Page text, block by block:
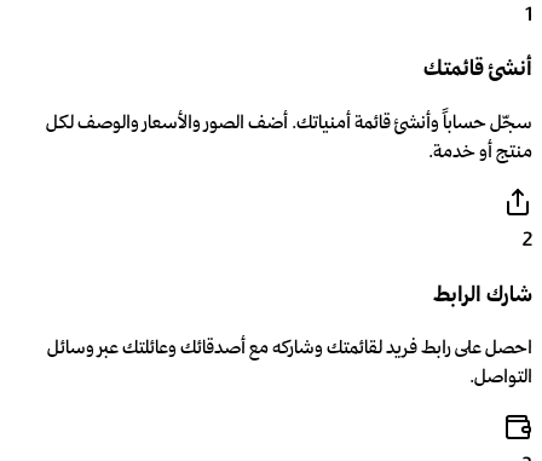
1
أنشئ قائمتك
سجّل حساباً وأنشئ قائمة أمنياتك. أضف الصور والأسعار والوصف لكل
منتج أو خدمة.
2
شارك الرابط
احصل على رابط فريد لقائمتك وشاركه مع أصدقائك وعائلتك عبر وسائل
التواصل.